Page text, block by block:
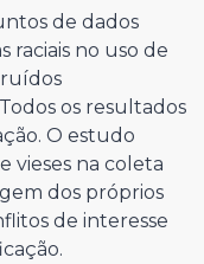
de dados
raciais no uso de
os resultados
O estudo
vieses na coleta
dos próprios
de interesse